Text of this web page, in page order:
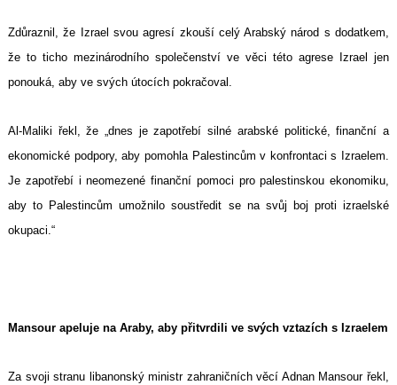
Zdůraznil, že Izrael svou agresí zkouší celý Arabský národ s dodatkem,
že to ticho mezinárodního společenství ve věci této agrese Izrael jen
ponouká, aby ve svých útocích pokračoval.
Al-Maliki řekl, že „dnes je zapotřebí silné arabské politické, finanční a
ekonomické podpory, aby pomohla Palestincům v konfrontaci s Izraelem.
Je zapotřebí i neomezené finanční pomoci pro palestinskou ekonomiku,
aby to Palestincům umožnilo soustředit se na svůj boj proti izraelské
okupaci.“
Mansour apeluje na Araby, aby přitvrdili ve svých vztazích s Izraelem
Za svoji stranu libanonský ministr zahraničních věcí Adnan Mansour řekl,